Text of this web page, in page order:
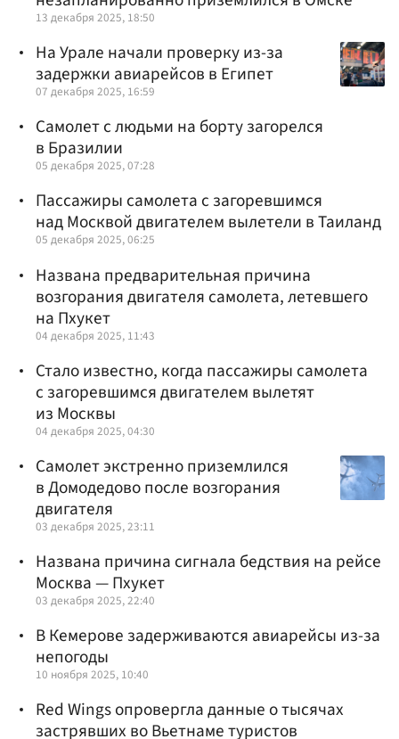
13 декабря 2025, 18:50
На Урале начали проверку из-за
задержки авиарейсов в Египет
07 декабря 2025, 16:59
Самолет с людьми на борту загорелся
в Бразилии
05 декабря 2025, 07:28
Пассажиры самолета с загоревшимся
над Москвой двигателем вылетели в Таиланд
05 декабря 2025, 06:25
Названа предварительная причина
возгорания двигателя самолета, летевшего
на Пхукет
04 декабря 2025, 11:43
Стало известно, когда пассажиры самолета
с загоревшимся двигателем вылетят
из Москвы
04 декабря 2025, 04:30
Самолет экстренно приземлился
в Домодедово после возгорания
двигателя
03 декабря 2025, 23:11
Названа причина сигнала бедствия на рейсе
Москва — Пхукет
03 декабря 2025, 22:40
В Кемерове задерживаются авиарейсы из-за
непогоды
10 ноября 2025, 10:40
Red Wings опровергла данные о тысячах
застрявших во Вьетнаме туристов